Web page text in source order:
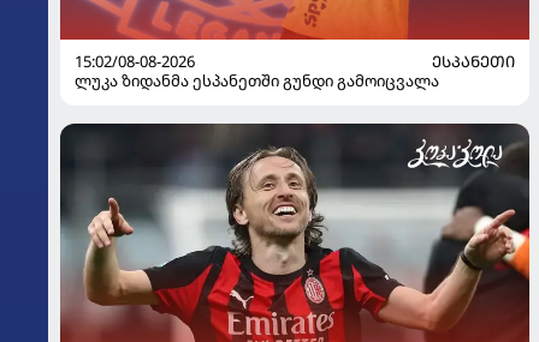
15:02/08-08-2026
ᲔᲡᲞᲐᲜᲔᲗᲘ
ლუკა ზიდანმა ესპანეთში გუნდი გამოიცვალა